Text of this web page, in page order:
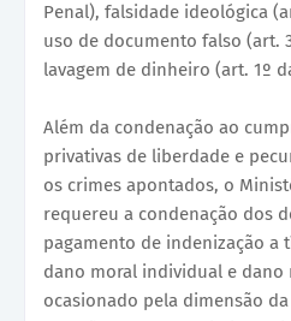
Penal), falsidade ideológica
uso de documento falso (art.
lavagem de dinheiro (art. 1º
Além da condenação ao
privativas de liberdade e
os crimes apontados, o
requereu a condenação dos
pagamento de indenização a
dano moral individual e dano
ocasionado pela dimensão